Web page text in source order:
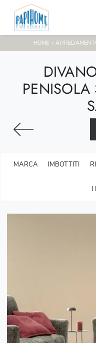
HOME >
PENISOLA
MARCA IMBOTTITI
I